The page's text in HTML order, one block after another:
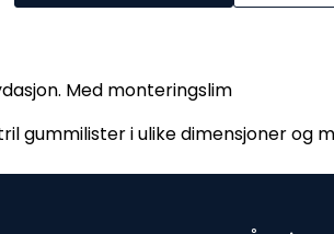
Med monteringslim
gummilister i ulike dimensjoner og